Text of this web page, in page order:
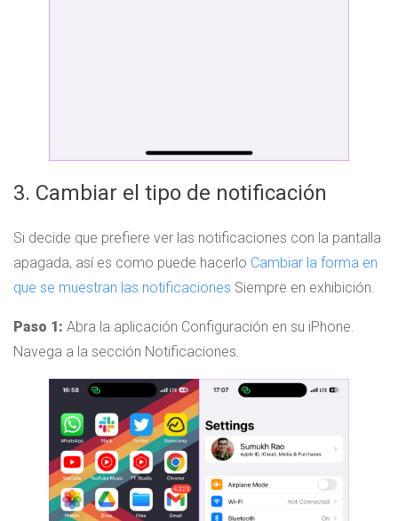
3. Cambiar el tipo de notificación
Si decide que prefiere ver las notificaciones con la pantalla
apagada, así es como puede hacerlo Cambiar la forma en
que se muestran las notificaciones Siempre en exhibición.
Paso 1: Abra la aplicación Configuración en su iPhone.
Navega a la sección Notificaciones.